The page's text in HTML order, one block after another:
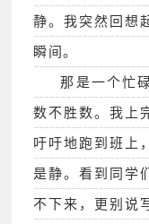
静。我突然回想
瞬间。
那是一个忙
数不胜数。我上
吁吁地跑到班上
是静。看到同学
不下来，更别说